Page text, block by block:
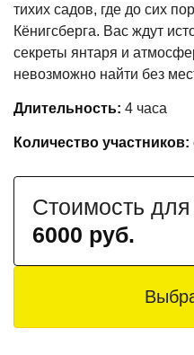
тихих садов, где до сих
Кёнигсберга. Вас ждут
секреты янтаря и
невозможно найти без
Длительность: 4 часа
Количество участников:
Стоимость
6000 руб.